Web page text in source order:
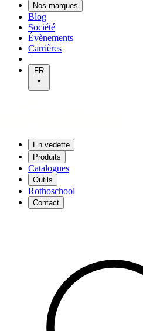
Nos marques
Blog
Société
Évènements
Carrières
|
FR
En vedette
Produits
Catalogues
Outils
Rothoschool
Contact